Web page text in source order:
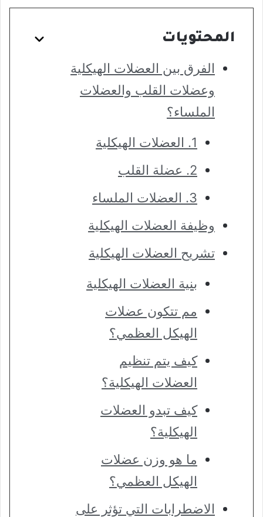
المحتويات
الفرق بين العضلات الهيكلية
وعضلات القلب والعضلات
الملساء؟
1. العضلات الهيكلية
2. عضلة القلب
3. العضلات الملساء
وظيفة العضلات الهيكلية
تشريح العضلات الهيكلية
بنية العضلات الهيكلية
مم تتكون عضلات
الهيكل العظمي؟
كيف يتم تنظيم
العضلات الهيكلية؟
كيف تبدو العضلات
الهيكلية؟
ما هو وزن عضلات
الهيكل العظمي؟
الاضطرابات التي تؤثر على